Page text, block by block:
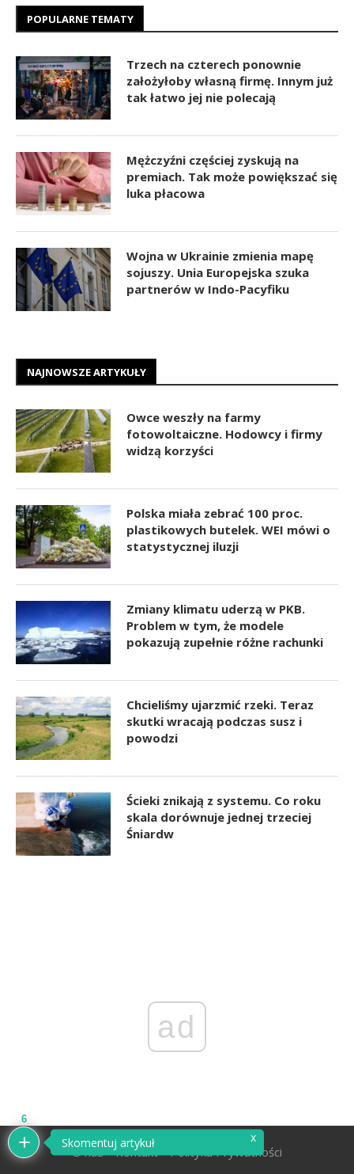
POPULARNE TEMATY
Trzech na czterech ponownie
założyłoby własną firmę. Innym już
tak łatwo jej nie polecają
Mężczyźni częściej zyskują na
premiach. Tak może powiększać się
luka płacowa
Wojna w Ukrainie zmienia mapę
sojuszy. Unia Europejska szuka
partnerów w Indo-Pacyfiku
NAJNOWSZE ARTYKUŁY
Owce weszły na farmy
fotowoltaiczne. Hodowcy i firmy
widzą korzyści
Polska miała zebrać 100 proc.
plastikowych butelek. WEI mówi o
statystycznej iluzji
Zmiany klimatu uderzą w PKB.
Problem w tym, że modele
pokazują zupełnie różne rachunki
Chcieliśmy ujarzmić rzeki. Teraz
skutki wracają podczas susz i
powodzi
Ścieki znikają z systemu. Co roku
skala dorównuje jednej trzeciej
Śniardw
ad
O nas Kontakt Polityka Prywatności
6
Skomentuj artykuł x